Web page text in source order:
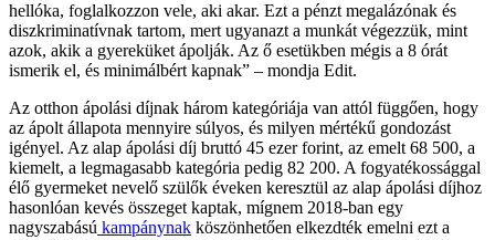
hellóka, foglalkozzon vele, aki akar. Ezt a pénzt megalázónak és
diszkriminatívnak tartom, mert ugyanazt a munkát végezzük, mint
azok, akik a gyereküket ápolják. Az ő esetükben mégis a 8 órát
ismerik el, és minimálbért kapnak” – mondja Edit.
Az otthon ápolási díjnak három kategóriája van attól függően, hogy
az ápolt állapota mennyire súlyos, és milyen mértékű gondozást
igényel. Az alap ápolási díj bruttó 45 ezer forint, az emelt 68 500, a
kiemelt, a legmagasabb kategória pedig 82 200. A fogyatékossággal
élő gyermeket nevelő szülők éveken keresztül az alap ápolási díjhoz
hasonlóan kevés összeget kaptak, mígnem 2018-ban egy
nagyszabású kampánynak köszönhetően elkezdték emelni ezt a